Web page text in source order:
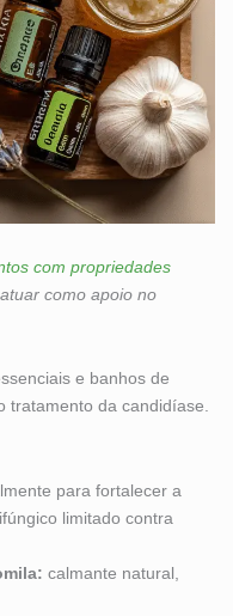
com propriedades
como apoio no
e banhos de
tratamento da candidíase.
para fortalecer a
limitado contra
calmante natural,